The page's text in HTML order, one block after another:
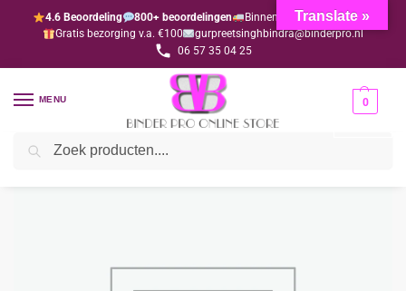
4.6 Beoordeling 800+ beoordelingen
Binnen 1-3 dagen geleverd
Gratis bezorging v.a. €100
gurpreetsinghbindra@binderpro.nl
06 57 35 04 25
MENU 0
Home Bedankjesafdeling
Translate »